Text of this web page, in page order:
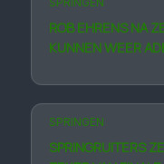
ROB EHRENS NA
KUNNEN WEER
SPRINGEN
SPRINGRUITERS